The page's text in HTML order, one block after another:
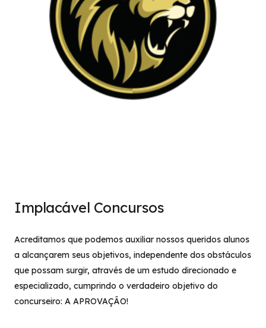
Implacável Concursos
Acreditamos que podemos auxiliar nossos queridos alunos
a alcançarem seus objetivos, independente dos obstáculos
que possam surgir, através de um estudo direcionado e
especializado, cumprindo o verdadeiro objetivo do
concurseiro: A APROVAÇÃO!